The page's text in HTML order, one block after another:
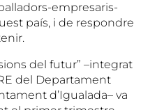
empresaris-
país, i de respondre
del futur” –integrat
del Departament
d’Igualada– va